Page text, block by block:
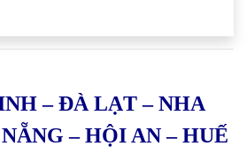
– ĐÀ LẠT – NHA
– HỘI AN – HUẾ